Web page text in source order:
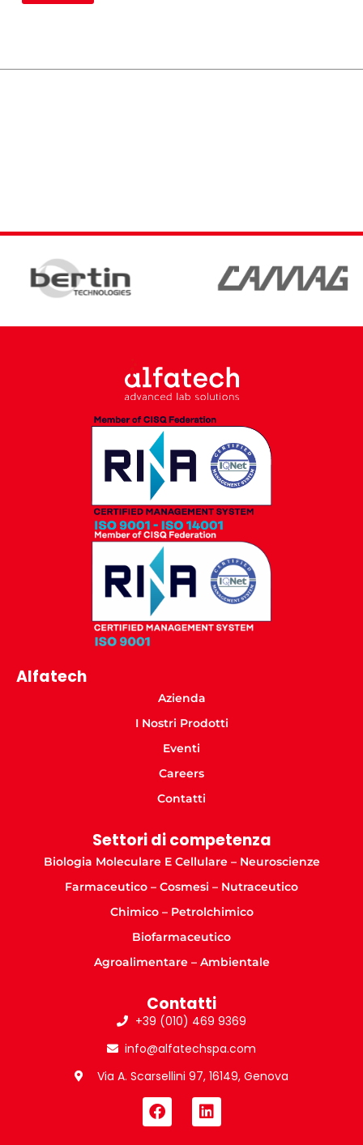
Alfatech
Azienda
I Nostri Prodotti
Eventi
Careers
Contatti
Settori di competenza
Biologia Moleculare E Cellulare – Neuroscienze
Farmaceutico – Cosmesi – Nutraceutico
Chimico – Petrolchimico
Biofarmaceutico
Agroalimentare – Ambientale
Contatti
+39 (010) 469 9369
info@alfatechspa.com
Via A. Scarsellini 97, 16149, Genova